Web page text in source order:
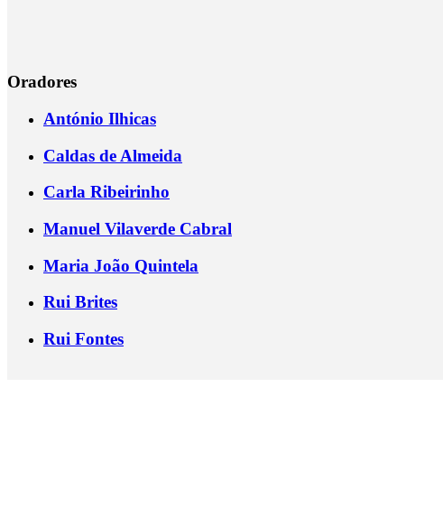
Oradores
António Ilhicas
Caldas de Almeida
Carla Ribeirinho
Manuel Vilaverde Cabral
Maria João Quintela
Rui Brites
Rui Fontes